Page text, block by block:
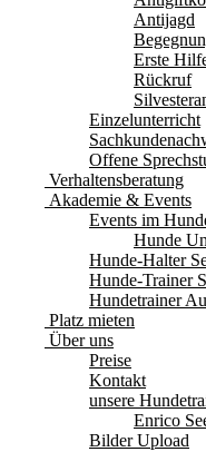
Antijagd
Erste
Rückruf
Einzelunterricht
Offene
Verhaltensberatung
Akademie & Events
Events im
Hunde
Hunde-Halter
Hunde-Trainer
Hundetrainer
Platz mieten
Über uns
Preise
Kontakt
unsere
Enrico
Bilder Upload